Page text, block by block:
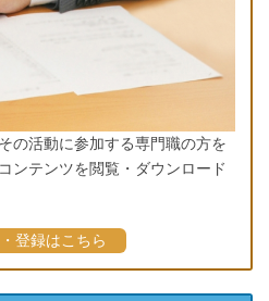
の活動に参加する専門職の方を
ンテンツを閲覧・ダウンロード
登録はこちら